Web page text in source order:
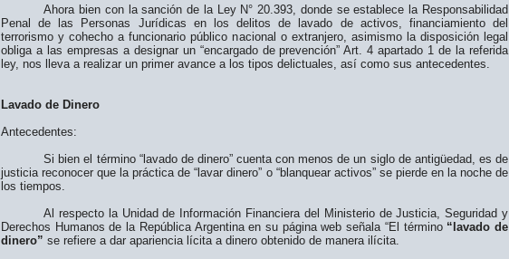
Ahora bien con la sanción de la Ley N° 20.393, donde se establece la Responsabilidad
Penal de las Personas Jurídicas en los delitos de lavado de activos, financiamiento del
terrorismo y cohecho a funcionario público nacional o extranjero, asimismo la disposición legal
obliga a las empresas a designar un “encargado de prevención” Art. 4 apartado 1 de la referida
ley, nos lleva a realizar un primer avance a los tipos delictuales, así como sus antecedentes.
Lavado de Dinero
Antecedentes:
Si bien el término “lavado de dinero” cuenta con menos de un siglo de antigüedad, es de
justicia reconocer que la práctica de “lavar dinero” o “blanquear activos” se pierde en la noche de
los tiempos.
Al respecto la Unidad de Información Financiera del Ministerio de Justicia, Seguridad y
Derechos Humanos de la República Argentina en su página web señala “El término “lavado de
dinero” se refiere a dar apariencia lícita a dinero obtenido de manera ilícita.